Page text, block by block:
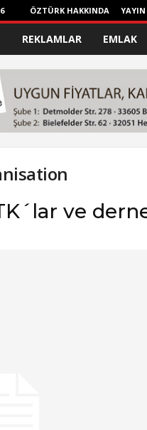
ÖZTÜRK HAKKINDA
REKLAMLAR EMLAK
ve